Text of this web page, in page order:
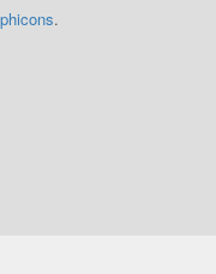
.